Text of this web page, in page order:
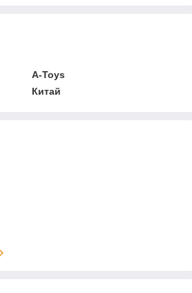
A-Toys
Китай